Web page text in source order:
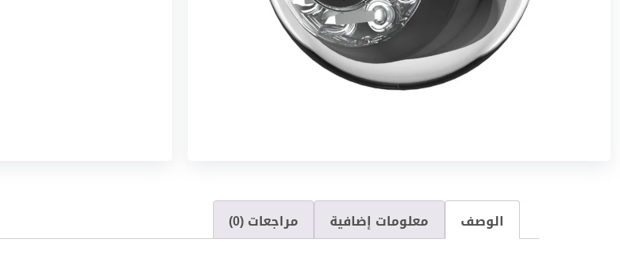
الوصف معلومات إضافية مراجعات (0)